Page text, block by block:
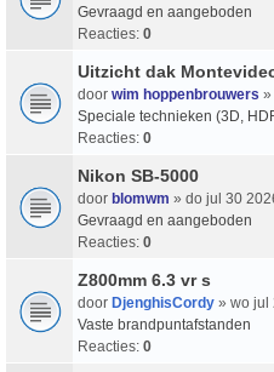
Gevraagd en aangeboden
Reacties: 0
Uitzicht dak
door wim hoppenbrouwers »
Speciale technieken (3D,
Reacties: 0
Nikon SB-5000
door blomwm » do jul 30
Gevraagd en aangeboden
Reacties: 0
Z800mm 6.3 vr s
door DjenghisCordy » wo jul
Vaste brandpuntafstanden
Reacties: 0